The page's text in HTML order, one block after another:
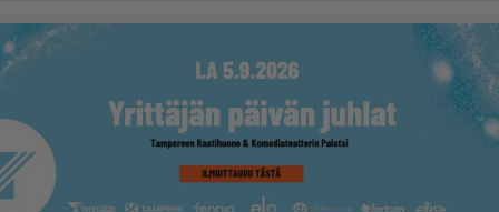
Suodata hakutuloksia: näytä kaikki sisältö